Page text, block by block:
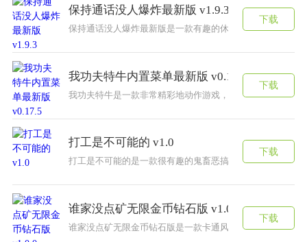
保持通话没人爆炸最新版 v1.9.3
保持通话没人爆炸最新版是一款有趣的休闲冒险游戏。玩
下载
我功夫特牛内置菜单最新版 v0.17.5
我功夫特牛是一款非常精彩地动作游戏，在游戏中你将踏
下载
打工是不可能的 v1.0
打工是不可能的是一款很有趣的鬼畜恶搞游戏，三观在哪
下载
谁家没点矿无限金币钻石版 v1.0.0
谁家没点矿无限金币钻石版是一款卡通风格的经营游戏，
下载